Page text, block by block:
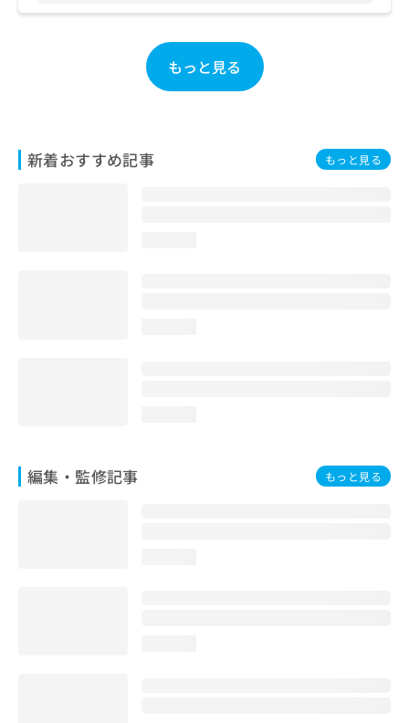
もっと見る
新着おすすめ記事 もっと見る
編集・監修記事 もっと見る
お
ち